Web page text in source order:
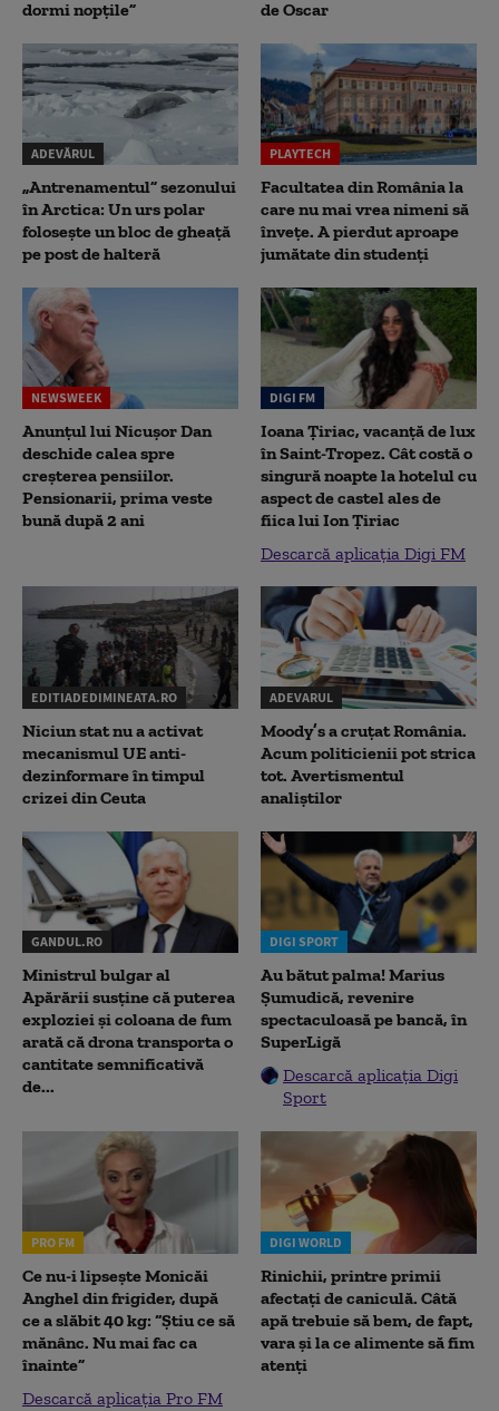
dormi nopțile” de Oscar
ADEVĂRUL
„Antrenamentul” sezonului
în Arctica: Un urs polar
folosește un bloc de gheață
pe post de halteră
PLAYTECH
Facultatea din România la
care nu mai vrea nimeni să
înveţe. A pierdut aproape
jumătate din studenţi
NEWSWEEK
Anunțul lui Nicușor Dan
deschide calea spre
creșterea pensiilor.
Pensionarii, prima veste
bună după 2 ani
DIGI FM
Ioana Țiriac, vacanță de lux
în Saint-Tropez. Cât costă o
singură noapte la hotelul cu
aspect de castel ales de
fiica lui Ion Țiriac
Descarcă aplicația Digi FM
EDITIADEDIMINEATA.RO
Niciun stat nu a activat
mecanismul UE anti-
dezinformare în timpul
crizei din Ceuta
ADEVARUL
Moody’s a cruțat România.
Acum politicienii pot strica
tot. Avertismentul
analiștilor
GANDUL.RO
Ministrul bulgar al
Apărării susține că puterea
exploziei și coloana de fum
arată că drona transporta o
cantitate semnificativă
de...
DIGI SPORT
Au bătut palma! Marius
Șumudică, revenire
spectaculoasă pe bancă, în
SuperLigă
Descarcă aplicația Digi
Sport
PRO FM
Ce nu-i lipsește Monicăi
Anghel din frigider, după
ce a slăbit 40 kg: “Știu ce să
mănânc. Nu mai fac ca
înainte”
Descarcă aplicația Pro FM
DIGI WORLD
Rinichii, printre primii
afectați de caniculă. Câtă
apă trebuie să bem, de fapt,
vara și la ce alimente să fim
atenți